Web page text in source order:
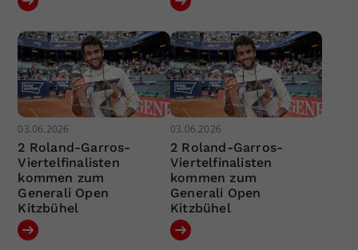
03.06.2026
2 Roland-Garros-
Viertelfinalisten
kommen zum
Generali Open
Kitzbühel
03.06.2026
2 Roland-Garros-
Viertelfinalisten
kommen zum
Generali Open
Kitzbühel